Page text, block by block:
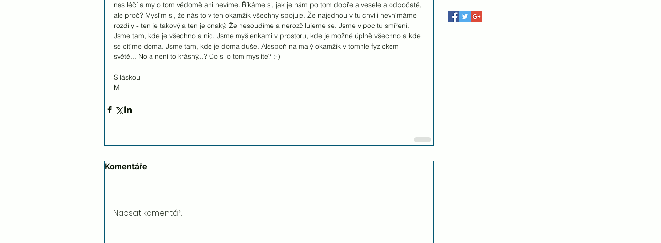
nás léčí a my o tom vědomě ani nevíme. Říkáme si, jak je nám po tom dobře a vesele a odpočatě,
ale proč? Myslím si, že nás to v ten okamžik všechny spojuje. Že najednou v tu chvíli nevnímáme
rozdíly - ten je takový a ten je onaký. Že nesoudíme a nerozčilujeme se. Jsme v pocitu smíření.
Jsme tam, kde je všechno a nic. Jsme myšlenkami v prostoru, kde je možné úplně všechno a kde
se cítíme doma. Jsme tam, kde je doma duše. Alespoň na malý okamžik v tomhle fyzickém
světě... No a není to krásný...? Co si o tom myslíte? :-)
S láskou
M
Komentáře
Napsat komentář...